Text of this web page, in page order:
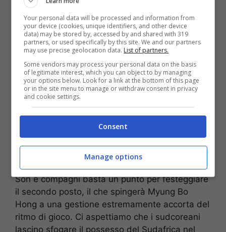
Mostra Informazioni
Il pronostico
La Corea del Sud è una squadra decisamente
più quadrata, solida ed abituata a gestire la
pressione di 90 minuti da dentro o fuori.
L’assenza per squalifica di Mokoena, oltretutto,
toglie al Sudafrica uno dei suoi fari geometrici:
con i Bafana Bafana costretti a scoprirsi alla
ricerca dell’unica vittoria utile, le letali transizioni
delle Tigri Asiatiche faranno saltare il banco. A
Son e compagni basta un punto per festeggiare
il secondo posto, il che spingerà Myung Bo
Hong a una gestione estremamente accorta del
ritmo di gioco. Ci aspettiamo che i sudcoreani
lascino sfogare il possesso del Sudafrica nel
Your personal data will be processed and information from
your device (cookies, unique identifiers, and other device
data) may be stored by, accessed by and shared with 319
partners, or used specifically by this site. We and our partners
may use precise geolocation data. List of partners.
Some vendors may process your personal data on the basis
of legitimate interest, which you can object to by managing
your options below. Look for a link at the bottom of this page
or in the site menu to manage or withdraw consent in privacy
and cookie settings.
Consent
Manage options